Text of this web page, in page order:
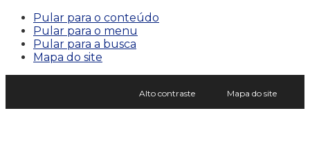
Pular para o conteúdo
Pular para o menu
Pular para a busca
Mapa do site
Alto contraste Mapa do site